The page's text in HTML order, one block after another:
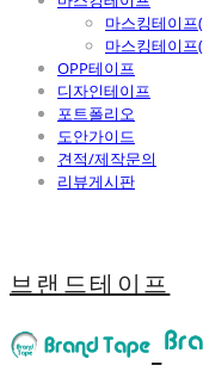
마스킹테이프
마스킹테이프
OPP테이프
디자인테이프
포트폴리오
도안가이드
견적/제작문의
리뷰게시판
브랜드테이프